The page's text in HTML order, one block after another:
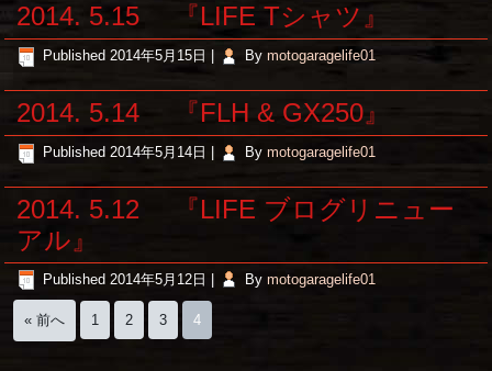
2014. 5.15 『LIFE Tシャツ』
Published 2014年5月15日 By motogaragelife01
2014. 5.14 『FLH & GX250』
Published 2014年5月14日 By motogaragelife01
2014. 5.12 『LIFE ブログリニュー
アル』
Published 2014年5月12日 | By motogaragelife01
« 前へ 1 2 3 4